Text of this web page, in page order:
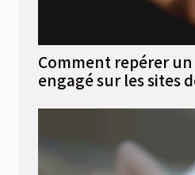
Comment repérer
engagé sur les sites